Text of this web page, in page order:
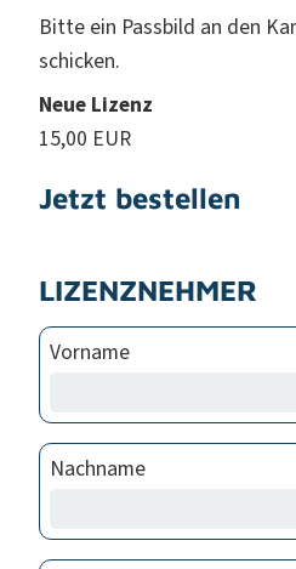
Bitte ein Passbild an den
schicken.
Neue Lizenz
15,00 EUR
Jetzt bestellen
LIZENZNEHMER
Vorname
Nachname